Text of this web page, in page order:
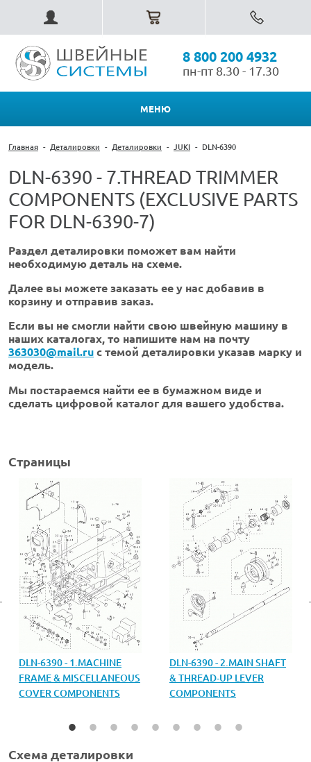
8 800 200 4932
пн-пт 8.30 - 17.30
МЕНЮ
Главная - Деталировки - Деталировки - JUKI - DLN-6390
DLN-6390 - 7.THREAD TRIMMER
COMPONENTS (EXCLUSIVE PARTS
FOR DLN-6390-7)
Раздел деталировки поможет вам найти
необходимую деталь на схеме.
Далее вы можете заказать ее у нас добавив в
корзину и отправив заказ.
Если вы не смогли найти свою швейную машину в
наших каталогах, то напишите нам на почту
363030@mail.ru с темой деталировки указав марку и
модель.
Мы постараемся найти ее в бумажном виде и
сделать цифровой каталог для вашего удобства.
Страницы
DLN-6390 - 1.MACHINE
FRAME & MISCELLANEOUS
COVER COMPONENTS
DLN-6390 - 2.MAIN SHAFT
& THREAD-UP LEVER
COMPONENTS
Схема деталировки